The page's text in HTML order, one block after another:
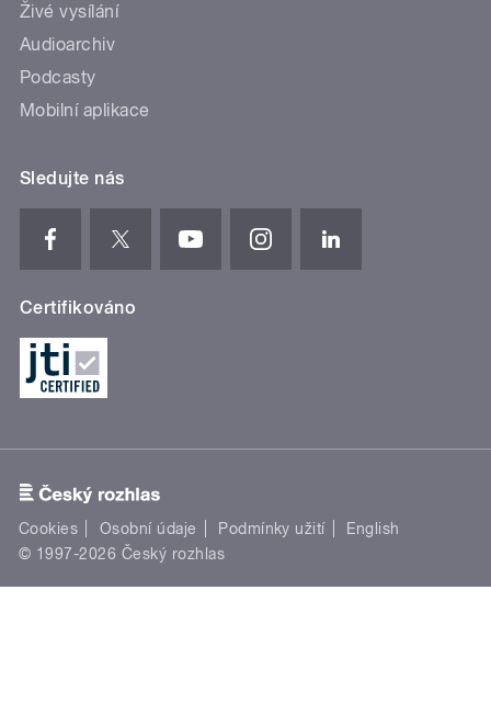
Živé vysílání
Audioarchiv
Podcasty
Mobilní aplikace
Sledujte nás
Certifikováno
Cookies Osobní údaje Podmínky užití
English
© 1997-2026 Český rozhlas